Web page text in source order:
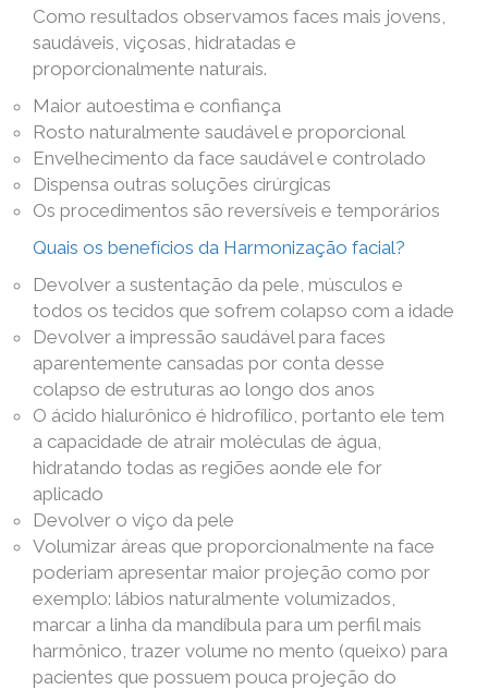
Como resultados observamos faces mais jovens,
saudáveis, viçosas, hidratadas e
proporcionalmente naturais.
Maior autoestima e confiança
Rosto naturalmente saudável e proporcional
Envelhecimento da face saudável e controlado
Dispensa outras soluções cirúrgicas
Os procedimentos são reversíveis e temporários
Quais os benefícios da Harmonização facial?
Devolver a sustentação da pele, músculos e
todos os tecidos que sofrem colapso com a idade
Devolver a impressão saudável para faces
aparentemente cansadas por conta desse
colapso de estruturas ao longo dos anos
O ácido hialurônico é hidrofílico, portanto ele tem
a capacidade de atrair moléculas de água,
hidratando todas as regiões aonde ele for
aplicado
Devolver o viço da pele
Volumizar áreas que proporcionalmente na face
poderiam apresentar maior projeção como por
exemplo: lábios naturalmente volumizados,
marcar a linha da mandíbula para um perfil mais
harmônico, trazer volume no mento (queixo) para
pacientes que possuem pouca projeção do